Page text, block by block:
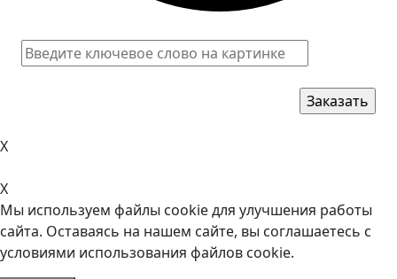
X
X
Мы используем файлы cookie для улучшения работы
сайта. Оставаясь на нашем сайте, вы соглашаетесь с
условиями использования файлов cookie.